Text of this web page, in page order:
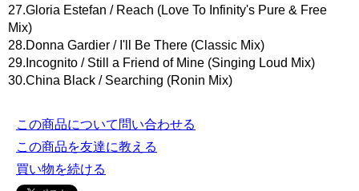
27.Gloria Estefan / Reach (Love To Infinity's Pure & Free
Mix)
28.Donna Gardier / I'll Be There (Classic Mix)
29.Incognito / Still a Friend of Mine (Singing Loud Mix)
30.China Black / Searching (Ronin Mix)
この商品について問い合わせる
この商品を友達に教える
買い物を続ける